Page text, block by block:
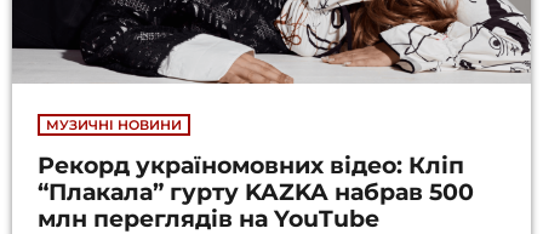
МУЗИЧНІ НОВИНИ
Рекорд україномовних відео: Кліп
“Плакала” гурту KAZKA набрав 500
млн переглядів на YouTube